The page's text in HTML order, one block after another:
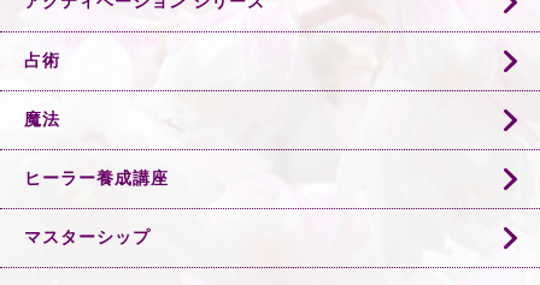
占術
魔法
ヒーラー養成講座
マスターシップ